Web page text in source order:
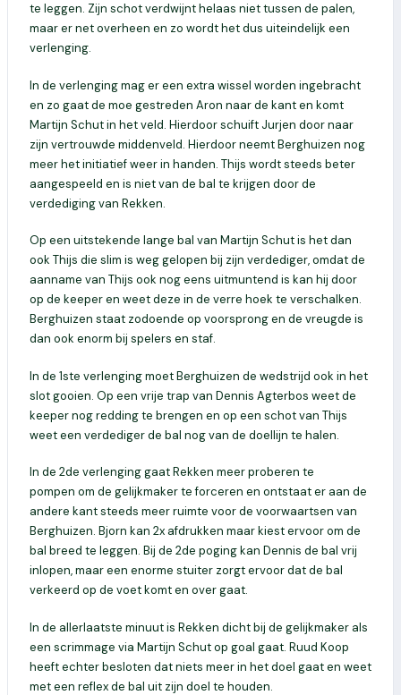
te leggen. Zijn schot verdwijnt helaas niet tussen de palen,
maar er net overheen en zo wordt het dus uiteindelijk een
verlenging.
In de verlenging mag er een extra wissel worden ingebracht
en zo gaat de moe gestreden Aron naar de kant en komt
Martijn Schut in het veld. Hierdoor schuift Jurjen door naar
zijn vertrouwde middenveld. Hierdoor neemt Berghuizen nog
meer het initiatief weer in handen. Thijs wordt steeds beter
aangespeeld en is niet van de bal te krijgen door de
verdediging van Rekken.
Op een uitstekende lange bal van Martijn Schut is het dan
ook Thijs die slim is weg gelopen bij zijn verdediger, omdat de
aanname van Thijs ook nog eens uitmuntend is kan hij door
op de keeper en weet deze in de verre hoek te verschalken.
Berghuizen staat zodoende op voorsprong en de vreugde is
dan ook enorm bij spelers en staf.
In de 1ste verlenging moet Berghuizen de wedstrijd ook in het
slot gooien. Op een vrije trap van Dennis Agterbos weet de
keeper nog redding te brengen en op een schot van Thijs
weet een verdediger de bal nog van de doellijn te halen.
In de 2de verlenging gaat Rekken meer proberen te
pompen om de gelijkmaker te forceren en ontstaat er aan de
andere kant steeds meer ruimte voor de voorwaartsen van
Berghuizen. Bjorn kan 2x afdrukken maar kiest ervoor om de
bal breed te leggen. Bij de 2de poging kan Dennis de bal vrij
inlopen, maar een enorme stuiter zorgt ervoor dat de bal
verkeerd op de voet komt en over gaat.
In de allerlaatste minuut is Rekken dicht bij de gelijkmaker als
een scrimmage via Martijn Schut op goal gaat. Ruud Koop
heeft echter besloten dat niets meer in het doel gaat en weet
met een reflex de bal uit zijn doel te houden.